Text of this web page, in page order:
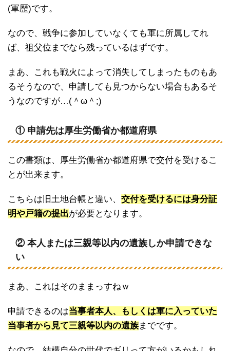
(軍歴)です。
なので、戦争に参加していなくても軍に所属してれ
ば、祖父位までなら残っているはずです。
まあ、これも戦火によって消失してしまったものもあ
るそうなので、申請しても見つからない場合もあるそ
うなのですが…(＾ω＾;)
① 申請先は厚生労働省か都道府県
この書類は、厚生労働省か都道府県で交付を受けるこ
とが出来ます。
こちらは旧土地台帳と違い、 交付を受けるには身分証
明や戸籍の提出が必要となります。
② 本人または三親等以内の遺族しか申請できな
い
まあ、これはそのままっすねｗ
申請できるのは当事者本人、もしくは軍に入っていた
当事者から見て三親等以内の遺族までです。